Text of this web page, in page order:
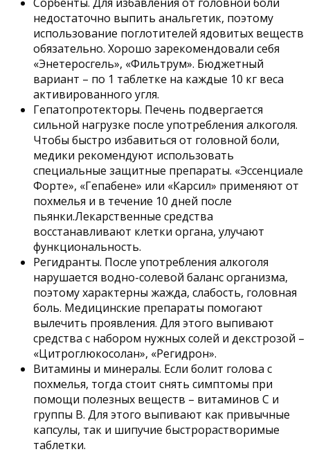
Сорбенты. Для избавления от головной боли
недостаточно выпить анальгетик, поэтому
использование поглотителей ядовитых веществ
обязательно. Хорошо зарекомендовали себя
«Энетеросгель», «Фильтрум». Бюджетный
вариант – по 1 таблетке на каждые 10 кг веса
активированного угля.
Гепатопротекторы. Печень подвергается
сильной нагрузке после употребления алкоголя.
Чтобы быстро избавиться от головной боли,
медики рекомендуют использовать
специальные защитные препараты. «Эссенциале
Форте», «Гепабене» или «Карсил» применяют от
похмелья и в течение 10 дней после
пьянки.Лекарственные средства
восстанавливают клетки органа, улучают
функциональность.
Регидранты. После употребления алкоголя
нарушается водно-солевой баланс организма,
поэтому характерны жажда, слабость, головная
боль. Медицинские препараты помогают
вылечить проявления. Для этого выпивают
средства с набором нужных солей и декстрозой –
«Цитроглюкосолан», «Регидрон».
Витамины и минералы. Если болит голова с
похмелья, тогда стоит снять симптомы при
помощи полезных веществ – витаминов С и
группы В. Для этого выпивают как привычные
капсулы, так и шипучие быстрорастворимые
таблетки.